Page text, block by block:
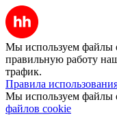
Мы используем файлы
правильную работу
трафик.
Правила
Мы используем файлы
файлов cookie